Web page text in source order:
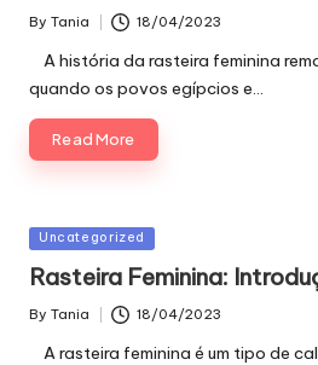
Posted
By Tania 18/04/2023
A história da rasteira feminina
quando os povos egípcios e…
Read More
Posted
Uncategorized
Rasteira Feminina:
Posted
By Tania 18/04/2023
A rasteira feminina é um tipo de